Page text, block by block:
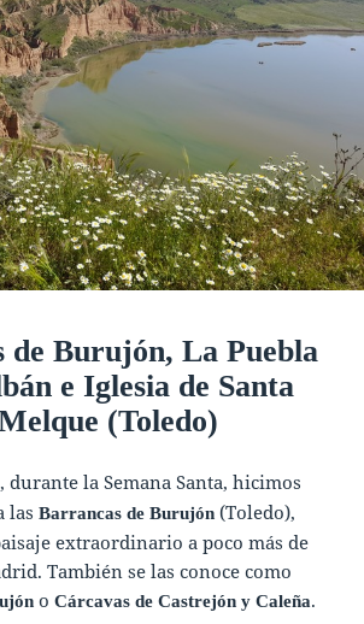
de Burujón, La Puebla
e Iglesia de Santa
(Toledo)
, durante la Semana Santa, hicimos
lasBarrancas de Burujón (Toledo),
extraordinario a poco más de
También se las conoce como
oCárcavas de Castrejón y Caleña.